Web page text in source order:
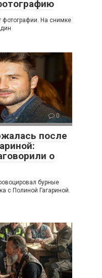
фотографии. На снимке
0
после
о
бурные
с Полиной Гагариной.